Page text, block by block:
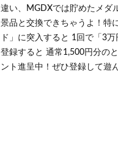
違い、MGDXでは貯めたメダ
景品と交換できちゃうよ！特
ド」に突入すると 1回で「3
登録すると 通常1,500円分の
ント進呈中！ぜひ登録して遊